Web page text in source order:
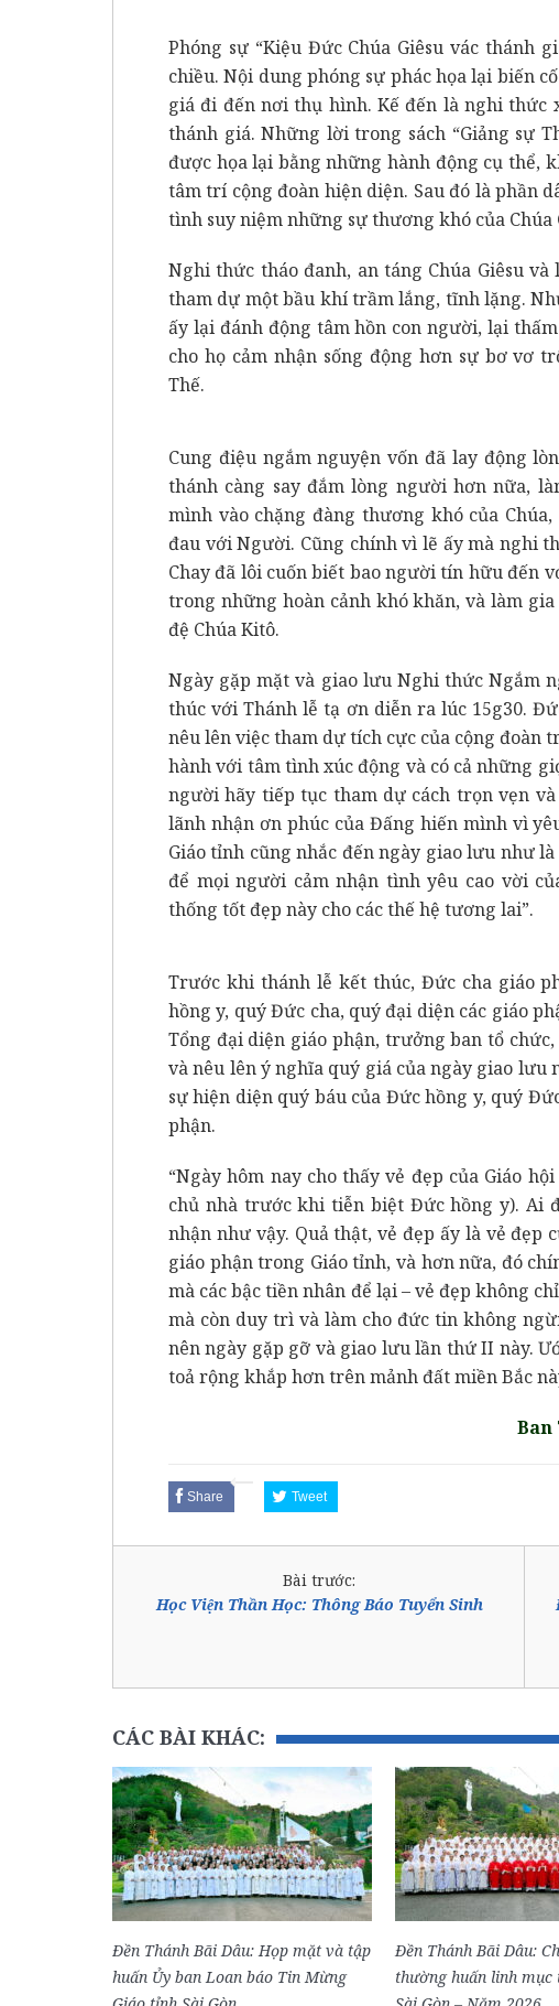
Phóng sự “Kiệu Đức Chúa Giêsu vác thánh
chiều. Nội dung phóng sự phác họa lại biến
giá đi đến nơi thụ hình. Kế đến là nghi thức
thánh giá. Những lời trong sách “Giảng sự
được họa lại bằng những hành động cụ thể,
tâm trí cộng đoàn hiện diện. Sau đó là phần
tình suy niệm những sự thương khó của Chúa
Nghi thức tháo đanh, an táng Chúa Giêsu
tham dự một bầu khí trầm lắng, tĩnh lặng.
ấy lại đánh động tâm hồn con người, lại
cho họ cảm nhận sống động hơn sự bơ vơ
Thế.
Cung điệu ngắm nguyện vốn đã lay động
thánh càng say đắm lòng người hơn nữa,
mình vào chặng đàng thương khó của
đau với Người. Cũng chính vì lẽ ấy mà nghi
Chay đã lôi cuốn biết bao người tín hữu đến
trong những hoàn cảnh khó khăn, và làm
đệ Chúa Kitô.
Ngày gặp mặt và giao lưu Nghi thức Ngắm
thúc với Thánh lễ tạ ơn diễn ra lúc 15g30.
nêu lên việc tham dự tích cực của cộng đoàn
hành với tâm tình xúc động và có cả những
người hãy tiếp tục tham dự cách trọn vẹn
lãnh nhận ơn phúc của Đấng hiến mình vì
Giáo tỉnh cũng nhắc đến ngày giao lưu như
để mọi người cảm nhận tình yêu cao vời
thống tốt đẹp này cho các thế hệ tương lai”.
Trước khi thánh lễ kết thúc, Đức cha giáo
hồng y, quý Đức cha, quý đại diện các giáo
Tổng đại diện giáo phận, trưởng ban tổ
và nêu lên ý nghĩa quý giá của ngày giao
sự hiện diện quý báu của Đức hồng y, quý
phận.
“Ngày hôm nay cho thấy vẻ đẹp của Giáo
chủ nhà trước khi tiễn biệt Đức hồng y). Ai
nhận như vậy. Quả thật, vẻ đẹp ấy là vẻ đẹp
giáo phận trong Giáo tỉnh, và hơn nữa, đó
mà các bậc tiền nhân để lại – vẻ đẹp không
mà còn duy trì và làm cho đức tin không
nên ngày gặp gỡ và giao lưu lần thứ II này.
toả rộng khắp hơn trên mảnh đất miền Bắc
Ban
Share Tweet
Bài trước:
Học Viện Thần Học: Thông Báo Tuyển Sinh
CÁC BÀI KHÁC:
Đền Thánh Bãi Dâu: Họp mặt và tập
huấn Ủy ban Loan báo Tin Mừng
Đền Thánh Bãi Dâu:
thường huấn linh mục